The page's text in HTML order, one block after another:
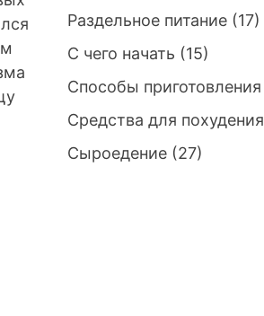
Раздельное питание(17)
С чего начать (15)
Способы приготовления
Средства для похудения
Сыроедение(27)